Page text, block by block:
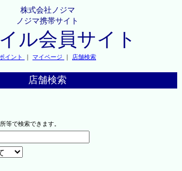
株式会社ノジマ
ノジマ携帯サイト
ル会員サイト
ポイント ｜ マイページ ｜ 店舗検索
店舗検索
等で検索できます。